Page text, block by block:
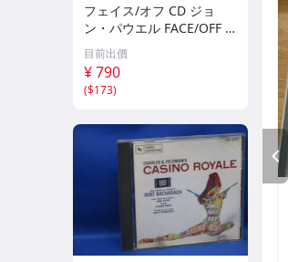
フェイス/オフ CD ジョ
ン・パウエル FACE/OFF J
OHN POWELL プロデュー
ス:ハンス・ジマー HANS
ZIMMER ジョン・ウー JO
HN WOO 70409
目前出價
¥ 790
($173)